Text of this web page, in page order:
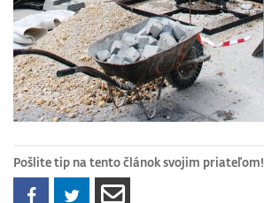
Pošlite tip na tento článok svojim priateľom!